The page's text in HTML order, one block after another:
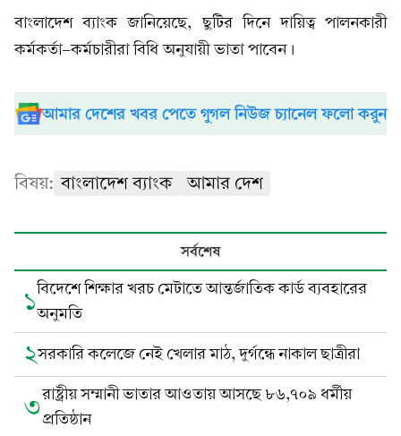
বাংলাদেশ ব্যাংক জানিয়েছে, ছুটির দিনে দায়িত্ব পালনকারী
কর্মকর্তা-কর্মচারীরা বিধি অনুযায়ী ভাতা পাবেন।
আমার দেশের খবর পেতে গুগল নিউজ চ্যানেল ফলো করুন
বিষয়: বাংলাদেশ ব্যাংক আমার দেশ
সর্বশেষ
১বিদেশে শিক্ষার খরচ মেটাতে আন্তর্জাতিক কার্ড ব্যবহারের
অনুমতি
২সরকারি কলেজে নেই খেলার মাঠ, দুর্গন্ধে নাকাল ছাত্রীরা
৩রাষ্ট্রীয় সম্মানী ভাতার আওতায় আসছে ৮৬,৭০৯ ধর্মীয়
প্রতিষ্ঠান